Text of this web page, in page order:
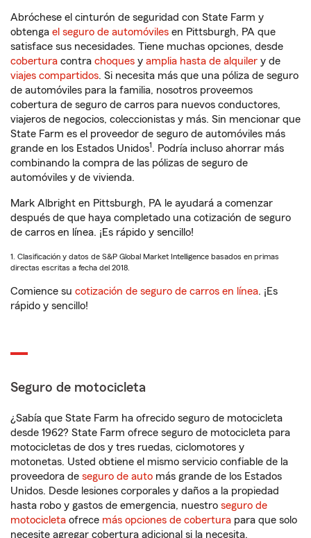
Abróchese el cinturón de seguridad con State Farm y
obtenga el seguro de automóviles en Pittsburgh, PA que
satisface sus necesidades. Tiene muchas opciones, desde
cobertura contra choques y amplia hasta de alquiler y de
viajes compartidos. Si necesita más que una póliza de seguro
de automóviles para la familia, nosotros proveemos
cobertura de seguro de carros para nuevos conductores,
viajeros de negocios, coleccionistas y más. Sin mencionar que
State Farm es el proveedor de seguro de automóviles más
grande en los Estados Unidos1. Podría incluso ahorrar más
combinando la compra de las pólizas de seguro de
automóviles y de vivienda.
Mark Albright en Pittsburgh, PA le ayudará a comenzar
después de que haya completado una cotización de seguro
de carros en línea. ¡Es rápido y sencillo!
1. Clasificación y datos de S&P Global Market Intelligence basados en primas
directas escritas a fecha del 2018.
Comience su cotización de seguro de carros en línea. ¡Es
rápido y sencillo!
Seguro de motocicleta
¿Sabía que State Farm ha ofrecido seguro de motocicleta
desde 1962? State Farm ofrece seguro de motocicleta para
motocicletas de dos y tres ruedas, ciclomotores y
motonetas. Usted obtiene el mismo servicio confiable de la
proveedora de seguro de auto más grande de los Estados
Unidos. Desde lesiones corporales y daños a la propiedad
hasta robo y gastos de emergencia, nuestro seguro de
motocicleta ofrece más opciones de cobertura para que solo
necesite agregar cobertura adicional si la necesita.